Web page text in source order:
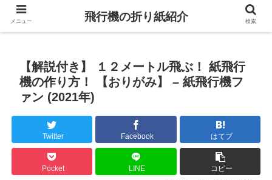
【解説付き】 １２メートル飛ぶ！ 紙飛行
機の作り方！ 【おりがみ】 – 紙飛行機フ
ァン (2021年)
Twitter Facebook はてブ
Pocket LINE コピー
メニュー 飛行機の折り紙紹介 検索